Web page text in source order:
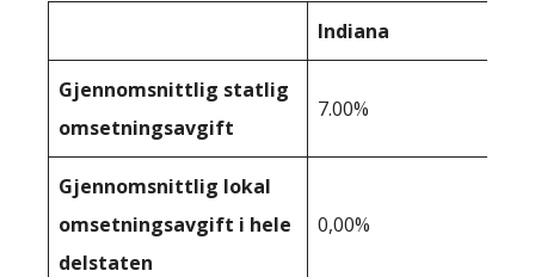
Indiana
Gjennomsnittlig statlig
omsetningsavgift
7.00%
Gjennomsnittlig lokal
omsetningsavgift i hele
delstaten
0,00%